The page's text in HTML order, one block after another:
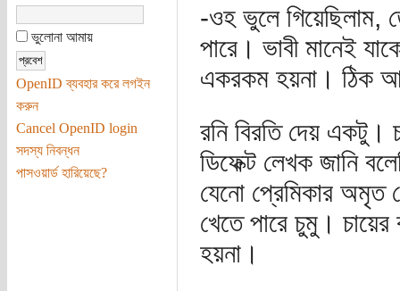
ভুলোনা আমায়
OpenID ব্যবহার করে লগইন
করুন
Cancel OpenID login
সদস্য নিবন্ধন
পাসওয়ার্ড হারিয়েছে?
-ওহ ভুলে গিয়েছিলাম,
পারে। ভাবী মানেই
একরকম হয়না। ঠিক
রনি বিরতি দেয় একটু।
ডিফেক্ট লেখক জানি
যেনো প্রেমিকার অমৃত
খেতে পারে চুমু।
হয়না।